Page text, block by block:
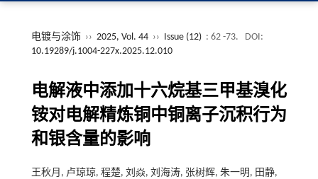
电镀与涂饰 ›› 2025, Vol. 44 ›› Issue (12) : 62 -73.
DOI:
10.19289/j.1004-227x.2025.12.010
电解液中添加十六烷基三甲基溴化
铵对电解精炼铜中铜离子沉积行为
和银含量的影响
王秋月, 卢琼琼, 程楚, 刘焱, 刘海涛, 张树辉, 朱一明, 田静,